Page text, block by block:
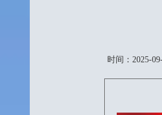
时间：2025-